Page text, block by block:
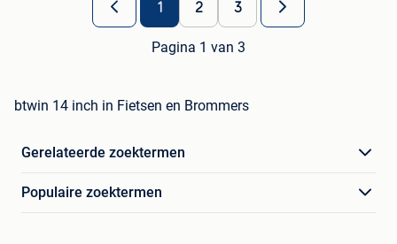
1 2 3
Pagina 1 van 3
btwin 14 inch in Fietsen en Brommers
Gerelateerde zoektermen
Populaire zoektermen